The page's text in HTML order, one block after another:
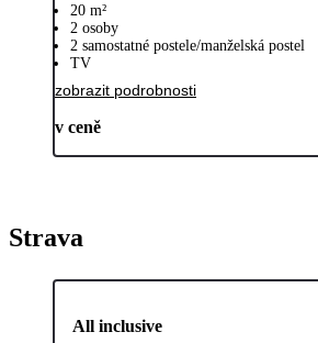
20 m²
2 osoby
2 samostatné postele/manželská postel
TV
zobrazit podrobnosti
v ceně
Strava
All inclusive